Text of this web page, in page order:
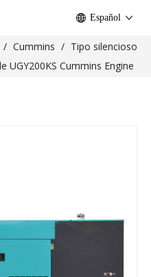
Español
/ Cummins / Tipo silencioso
UGY200KS Cummins Engine